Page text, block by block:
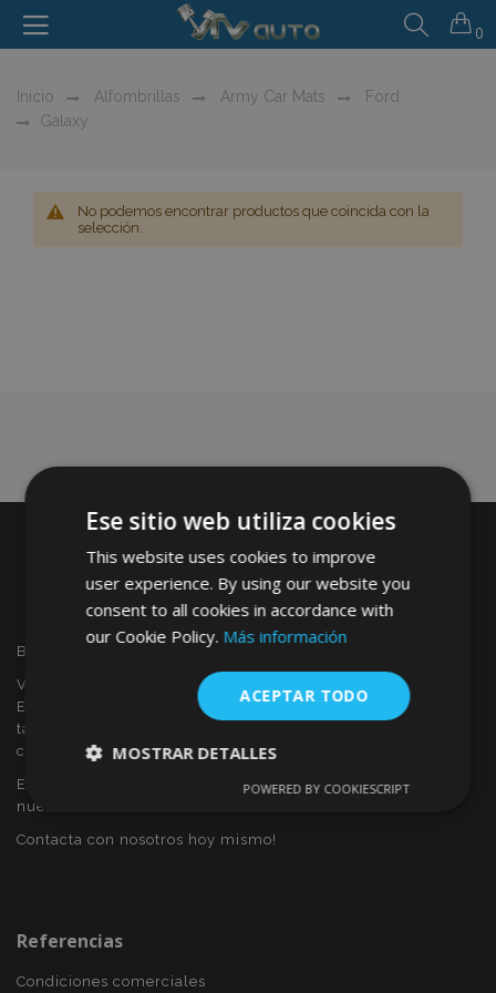
0
Inicio Alfombrillas Army Car Mats
Ford
Galaxy
No podemos encontrar productos que coincida con la
selección.
Bienvenido a VTVAUTO
VTVAUTO es distribuidor y proveedor al por mayor en
Europa, de accesorios de automóvil, tales como:
tapacubos, derivabrisas, fundas para asientos, alfombrillas,
cubiertas cromadas, marcos, etc.
Eres interesado en dropshipping o deseas convertirte en
nuestro socio?
Contacta con nosotros hoy mismo!
Referencias
Condiciones comerciales
Ese sitio web utiliza cookies
This website uses cookies to improve
user experience. By using our website you
consent to all cookies in accordance with
our Cookie Policy. Más información
ACEPTAR TODO
MOSTRAR DETALLES
necesarias
Cookies de
preferencias
POWERED BY COOKIESCRIPT